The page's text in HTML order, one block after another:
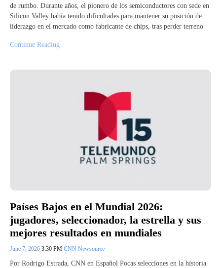
de rumbo. Durante años, el pionero de los semiconductores con sede en
Silicon Valley había tenido dificultades para mantener su posición de
liderazgo en el mercado como fabricante de chips, tras perder terreno
Continue Reading
Países Bajos en el Mundial 2026:
jugadores, seleccionador, la estrella y sus
mejores resultados en mundiales
June 7, 2026 3:30 PM CNN Newsource
Por Rodrigo Estrada, CNN en Español Pocas selecciones en la historia